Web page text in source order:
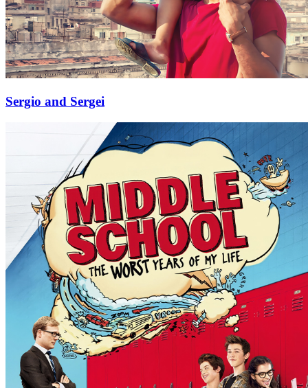
Sergio and Sergei